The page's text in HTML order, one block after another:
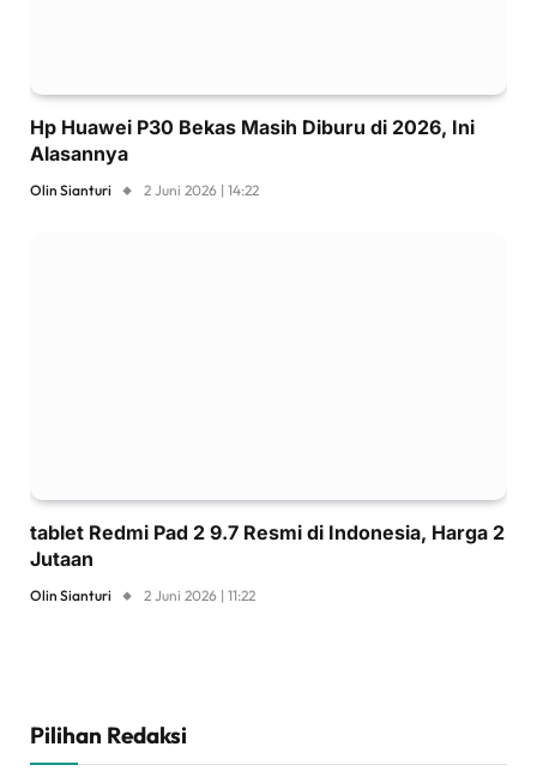
Hp Huawei P30 Bekas Masih Diburu di 2026, Ini
Alasannya
Olin Sianturi 2 Juni 2026 | 14:22
tablet Redmi Pad 2 9.7 Resmi di Indonesia, Harga 2
Jutaan
Olin Sianturi 2 Juni 2026 | 11:22
Pilihan Redaksi